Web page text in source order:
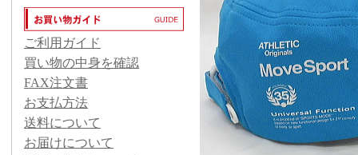
ご利用ガイド
買い物の中身を確認
FAX注文書
お支払方法
送料について
お届けについて